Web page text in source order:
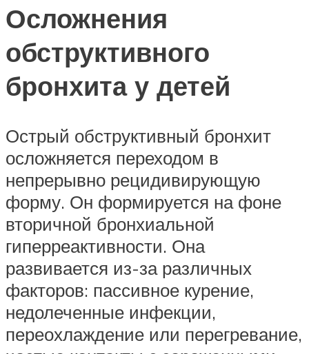
Осложнения
обструктивного
бронхита у детей
Острый обструктивный бронхит
осложняется переходом в
непрерывно рецидивирующую
форму. Он формируется на фоне
вторичной бронхиальной
гиперреактивности. Она
развивается из-за различных
факторов: пассивное курение,
недолеченные инфекции,
переохлаждение или перегревание,